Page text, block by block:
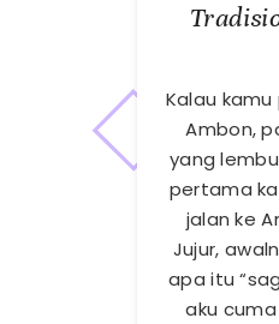
Kalau
Ambon,
yang
pertama
jalan ke
Jujur,
apa itu
aku